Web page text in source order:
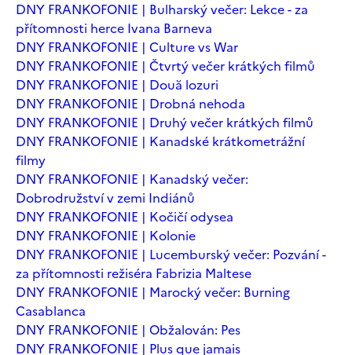
DNY FRANKOFONIE | Bulharský večer: Lekce - za
přítomnosti herce Ivana Barneva
DNY FRANKOFONIE | Culture vs War
DNY FRANKOFONIE | Čtvrtý večer krátkých filmů
DNY FRANKOFONIE | Două lozuri
DNY FRANKOFONIE | Drobná nehoda
DNY FRANKOFONIE | Druhý večer krátkých filmů
DNY FRANKOFONIE | Kanadské krátkometrážní
filmy
DNY FRANKOFONIE | Kanadský večer:
Dobrodružství v zemi Indiánů
DNY FRANKOFONIE | Kočičí odysea
DNY FRANKOFONIE | Kolonie
DNY FRANKOFONIE | Lucemburský večer: Pozvání -
za přítomnosti režiséra Fabrizia Maltese
DNY FRANKOFONIE | Marocký večer: Burning
Casablanca
DNY FRANKOFONIE | Obžalován: Pes
DNY FRANKOFONIE | Plus que jamais